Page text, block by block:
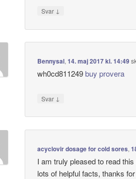
Svar ↓
Bennysal,14. maj 2017 kl. 14:49
wh0cd811249buy provera
Svar ↓
acyclovir dosage for cold sores,
I am truly pleased to read
lots of helpful facts, thanks